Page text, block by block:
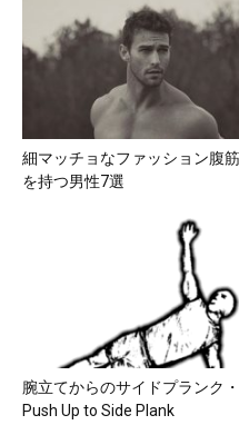
細マッチョなファッション腹筋
を持つ男性7選
腕立てからのサイドプランク・
Push Up to Side Plank